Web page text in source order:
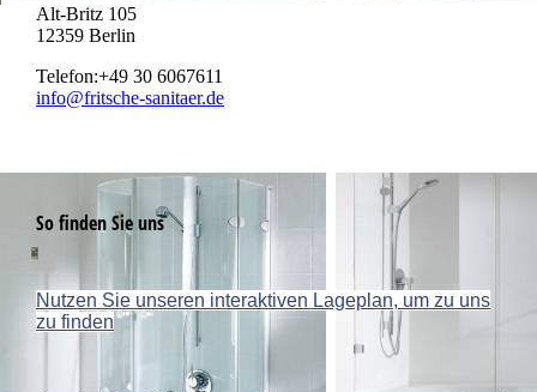
Alt-Britz 105
12359 Berlin
Telefon:+49 30 6067611
info@fritsche-sanitaer.de
So finden Sie uns
Nutzen Sie unseren interaktiven La­ge­plan, um zu uns
zu finden